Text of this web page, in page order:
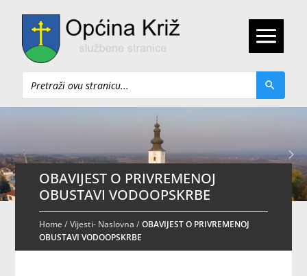
Pretraži
OBAVIJEST O PRIVREMENOJ
OBUSTAVI VODOOPSKRBE
Home/Vijesti- Naslovna /OBAVIJEST O PRIVREMENOJ
OBUSTAVI VODOOPSKRBE